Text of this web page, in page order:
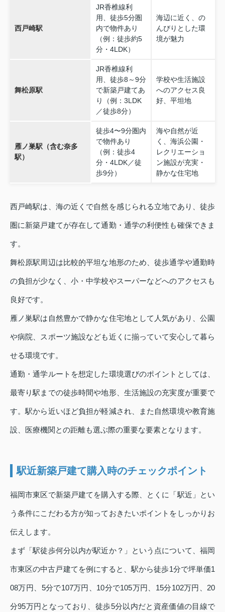
西戸崎駅
JR香椎線利
用、徒歩5分圏
内で物件あり
（例：徒歩約5
分・4LDK）
海辺に近く、の
んびりとした環
境が魅力
舞松原駅
JR香椎線利
用、徒歩8～9分
で新築戸建てあ
り（例：3LDK
／徒歩8分）
学校や生活施設
へのアクセス良
好、平坦地
雁ノ巣駅（含む奈多
駅）
徒歩4〜9分圏内
で物件あり
（例：徒歩4
分・4LDK／徒
歩9分）
海や自然が近
く、海浜公園・
レクリエーショ
ン施設が充実・
静かな住宅地
西戸崎駅は、海の近くで自然を感じられる立地であり、徒歩
圏に新築戸建てが存在して通勤・通学の利便性も確保できま
す。
舞松原駅周辺は比較的平坦な地形のため、徒歩通学や通勤時
の負担が少なく、小・中学校やスーパーなどへのアクセスも
良好です。
雁ノ巣駅は自然豊かで静かな住宅地として人気があり、公園
や病院、スポーツ施設なども近くに揃っていて安心して暮ら
せる環境です。
通勤・通学ルートを想定した環境選びのポイントとしては、
最寄り駅までの徒歩時間や地形、生活施設の充実度が重要で
す。駅から近いほど負担が軽減され、また自然環境や教育施
設、医療機関との距離も選ぶ際の重要な要素となります。
駅近新築戸建て購入時のチェックポイント
福岡市東区で新築戸建てを購入する際、とくに「駅近」とい
う条件にこだわる方が知っておきたいポイントをしっかりお
伝えします。
まず「駅徒歩何分以内が駅近か？」という点について、福岡
市東区の中古戸建てを例にすると、駅から徒歩1分で坪単価1
08万円、5分で107万円、10分で105万円、15分102万円、20
分95万円となっており、徒歩5分以内だと資産価値の目線で